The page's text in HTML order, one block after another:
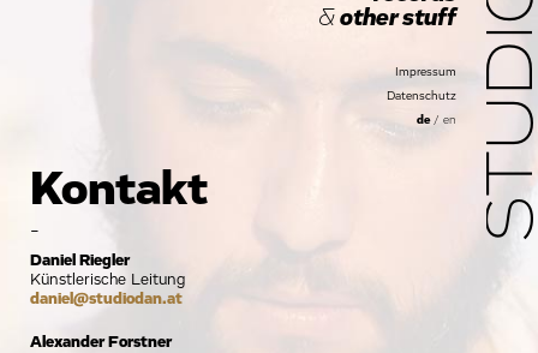
& other stuff
Impressum
Datenschutz
de/ en
Kontakt
-
Daniel Riegler
Künstlerische Leitung
daniel@studiodan.at
Alexander Forstner